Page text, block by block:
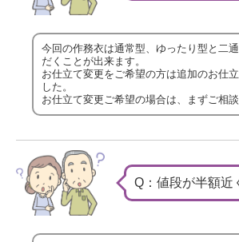
今回の作務衣は通常型、ゆったり型と二
だくことが出来ます。
お仕立て変更をご希望の方は追加のお仕
した。
お仕立て変更ご希望の場合は、まずご相談
Q：値段が半額近